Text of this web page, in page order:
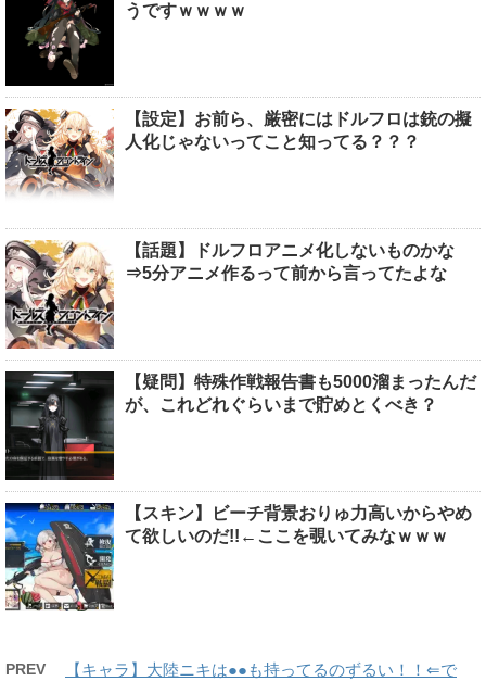
うですｗｗｗｗ
【設定】お前ら、厳密にはドルフロは銃の擬
人化じゃないってこと知ってる？？？
【話題】ドルフロアニメ化しないものかな
⇒5分アニメ作るって前から言ってたよな
【疑問】特殊作戦報告書も5000溜まったんだ
が、これどれぐらいまで貯めとくべき？
【スキン】ビーチ背景おりゅ力高いからやめ
て欲しいのだ!!←ここを覗いてみなｗｗｗ
PREV
【キャラ】大陸ニキは●●も持ってるのずるい！！⇐で